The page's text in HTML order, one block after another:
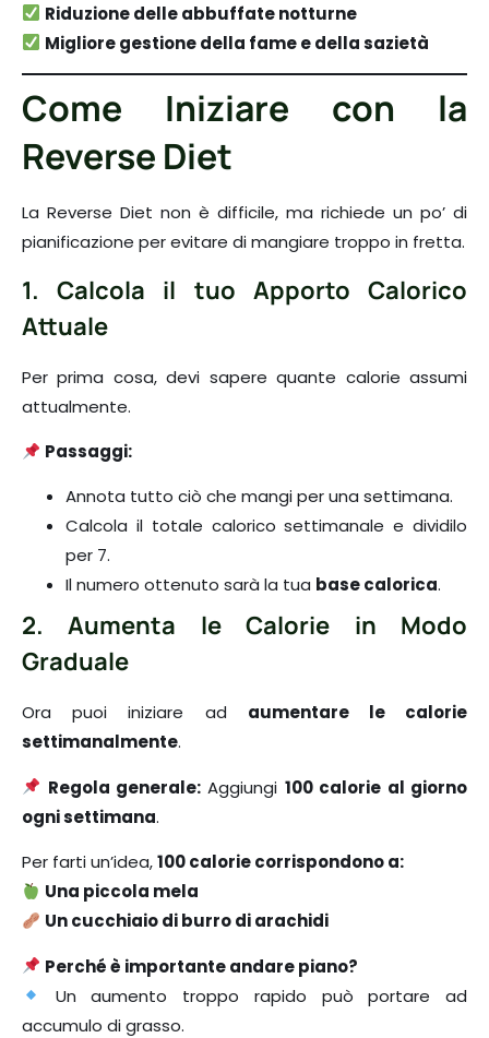
Riduzione delle abbuffate notturne
Migliore gestione della fame e della sazietà
Come Iniziare con la
Reverse Diet
La Reverse Diet non è difficile, ma richiede un po’ di
pianificazione per evitare di mangiare troppo in fretta.
1. Calcola il tuo Apporto Calorico
Attuale
Per prima cosa, devi sapere quante calorie assumi
attualmente.
Passaggi:
Annota tutto ciò che mangi per una settimana.
Calcola il totale calorico settimanale e dividilo
per 7.
Il numero ottenuto sarà la tua base calorica.
2. Aumenta le Calorie in Modo
Graduale
Ora puoi iniziare ad aumentare le calorie
settimanalmente.
Regola generale:Aggiungi 100 calorie al giorno
ogni settimana.
Per farti un’idea,100 calorie corrispondono a:
Una piccola mela
Un cucchiaio di burro di arachidi
Perché è importante andare piano?
Un aumento troppo rapido può portare ad
accumulo di grasso.